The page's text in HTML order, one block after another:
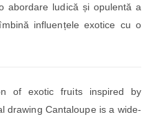
abordare ludică și opulentă a
influențele exotice cu o
of exotic fruits inspired by
drawing Cantaloupe is a wide-